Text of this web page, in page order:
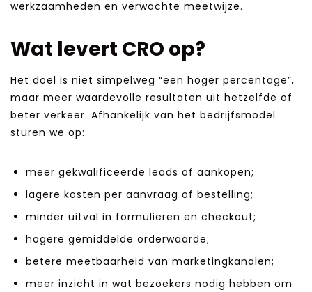
werkzaamheden en verwachte meetwijze.
Wat levert CRO op?
Het doel is niet simpelweg “een hoger percentage”,
maar meer waardevolle resultaten uit hetzelfde of
beter verkeer. Afhankelijk van het bedrijfsmodel
sturen we op:
meer gekwalificeerde leads of aankopen;
lagere kosten per aanvraag of bestelling;
minder uitval in formulieren en checkout;
hogere gemiddelde orderwaarde;
betere meetbaarheid van marketingkanalen;
meer inzicht in wat bezoekers nodig hebben om